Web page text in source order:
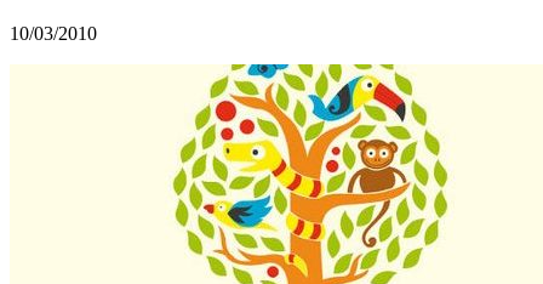
10/03/2010